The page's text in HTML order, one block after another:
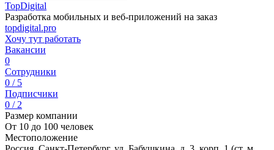
TopDigital
Разработка мобильных и веб-приложений на заказ
topdigital.pro
Хочу тут работать
Вакансии
0
Сотрудники
0 / 5
Подписчики
0 / 2
Размер компании
От 10 до 100 человек
Местоположение